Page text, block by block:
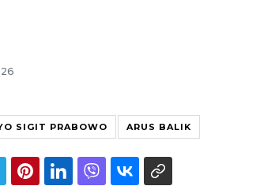
SIGIT PRABOWO ARUS BALIK